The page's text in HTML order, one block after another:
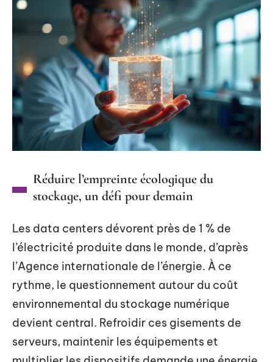
Réduire l’empreinte écologique du
stockage, un défi pour demain
Les data centers dévorent près de 1 % de
l’électricité produite dans le monde, d’après
l’Agence internationale de l’énergie. À ce
rythme, le questionnement autour du coût
environnemental du stockage numérique
devient central. Refroidir ces gisements de
serveurs, maintenir les équipements et